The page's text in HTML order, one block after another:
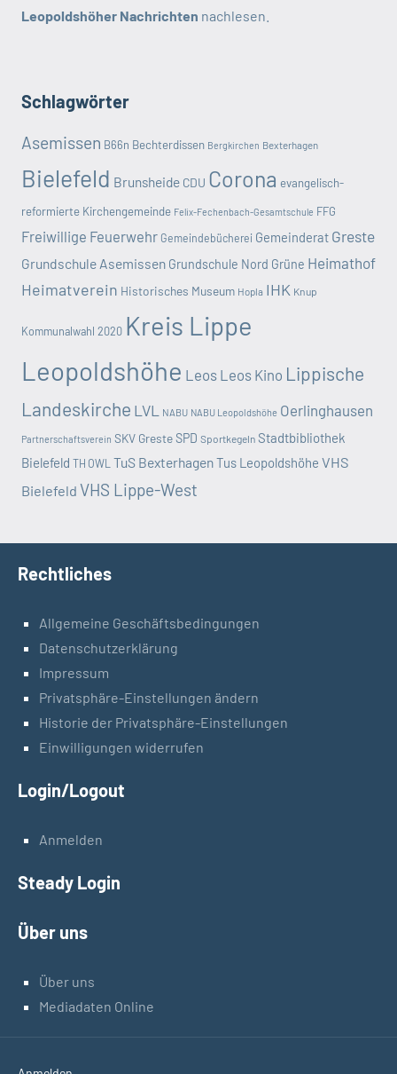
Leopoldshöher Nachrichten nachlesen.
Schlagwörter
Asemissen B66n Bechterdissen Bergkirchen Bexterhagen
Bielefeld Brunsheide CDU Corona evangelisch-
reformierte Kirchengemeinde Felix-Fechenbach-Gesamtschule FFG
Freiwillige Feuerwehr Gemeindebücherei Gemeinderat Greste
Grundschule Asemissen Grundschule Nord Grüne Heimathof
Heimatverein Historisches Museum Hopla IHK Knup
Kommunalwahl 2020 Kreis Lippe
Leopoldshöhe Leos Leos Kino Lippische
Landeskirche LVL NABU NABU Leopoldshöhe Oerlinghausen
Partnerschaftsverein SKV GresteSPD Sportkegeln Stadtbibliothek
Bielefeld TH OWL TuS BexterhagenTus Leopoldshöhe VHS
Bielefeld VHS Lippe-West
Rechtliches
Allgemeine Geschäftsbedingungen
Datenschutzerklärung
Impressum
Privatsphäre-Einstellungen ändern
Historie der Privatsphäre-Einstellungen
Einwilligungen widerrufen
Login/Logout
Anmelden
Steady Login
Über uns
Über uns
Mediadaten Online